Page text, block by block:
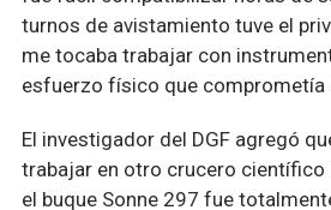
turnos de avistamiento tuve el
me tocaba trabajar con
esfuerzo físico que comprometía
El investigador del DGF agregó
trabajar en otro crucero científico
el buque Sonne 297 fue